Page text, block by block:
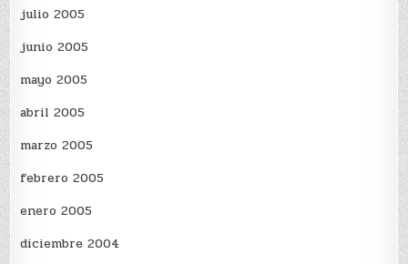
julio 2005
junio 2005
mayo 2005
abril 2005
marzo 2005
febrero 2005
enero 2005
diciembre 2004